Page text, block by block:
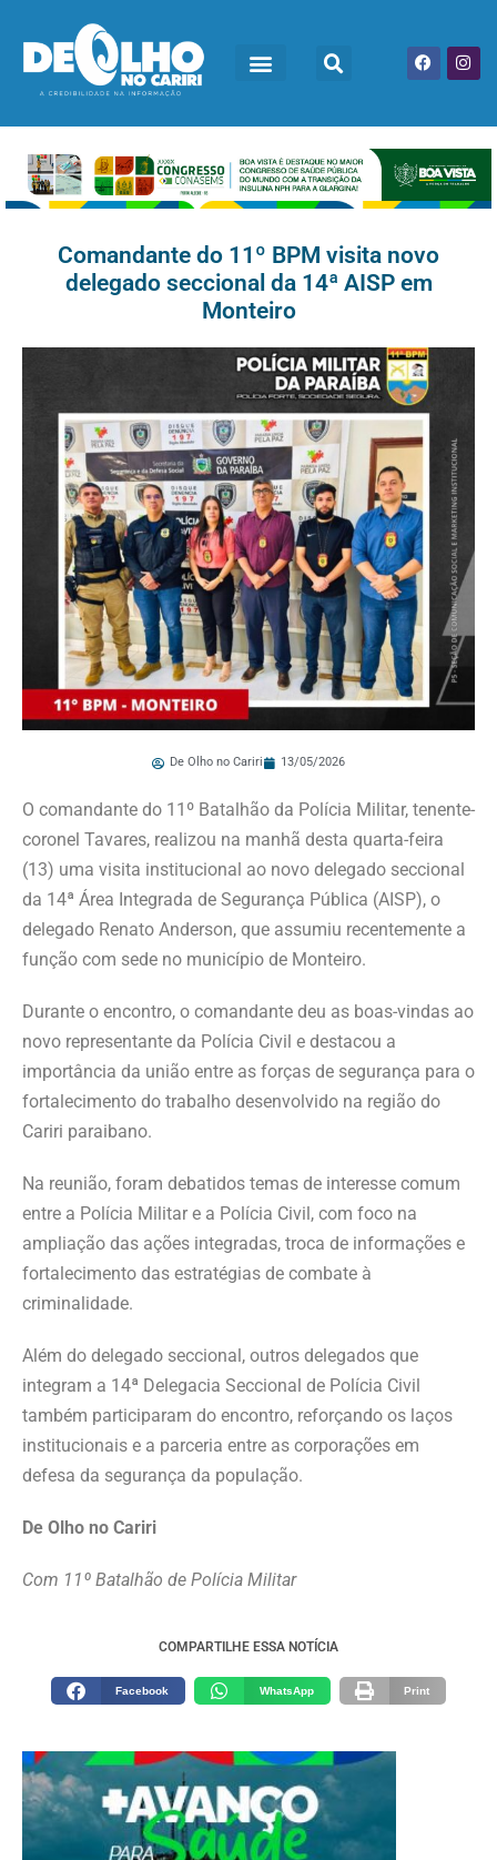
Comandante do 11º BPM visita novo
delegado seccional da 14ª AISP em
Monteiro
De Olho no Cariri 13/05/2026
O comandante do 11º Batalhão da Polícia Militar, tenente-
coronel Tavares, realizou na manhã desta quarta-feira
(13) uma visita institucional ao novo delegado seccional
da 14ª Área Integrada de Segurança Pública (AISP), o
delegado Renato Anderson, que assumiu recentemente a
função com sede no município de Monteiro.
Durante o encontro, o comandante deu as boas-vindas ao
novo representante da Polícia Civil e destacou a
importância da união entre as forças de segurança para o
fortalecimento do trabalho desenvolvido na região do
Cariri paraibano.
Na reunião, foram debatidos temas de interesse comum
entre a Polícia Militar e a Polícia Civil, com foco na
ampliação das ações integradas, troca de informações e
fortalecimento das estratégias de combate à
criminalidade.
Além do delegado seccional, outros delegados que
integram a 14ª Delegacia Seccional de Polícia Civil
também participaram do encontro, reforçando os laços
institucionais e a parceria entre as corporações em
defesa da segurança da população.
De Olho no Cariri
Com 11º Batalhão de Polícia Militar
COMPARTILHE ESSA NOTÍCIA
Facebook WhatsApp Print